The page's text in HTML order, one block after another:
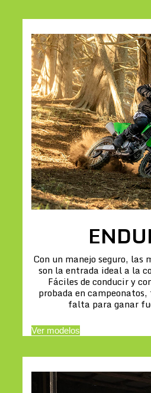
Con un manejo seguro, las
son la entrada ideal a la
Fáciles de conducir y
probada en
falta para ganar
Ver modelos